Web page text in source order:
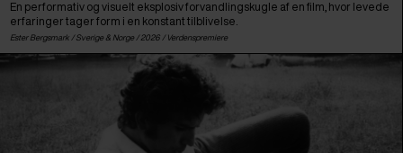
En performativ og visuelt eksplosiv forvandlingskugle af en film, hvor levede
erfaringer tager form i en konstant tilblivelse.
Ester Bergsmark / Sverige & Norge / 2026 / Verdenspremiere